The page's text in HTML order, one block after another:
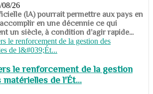
08/26
(IA) pourrait permettre aux pays en
en une décennie ce qui
un siècle, à condition d’agir rapide...
le renforcement de la gestion
matérielles de l'Ét...